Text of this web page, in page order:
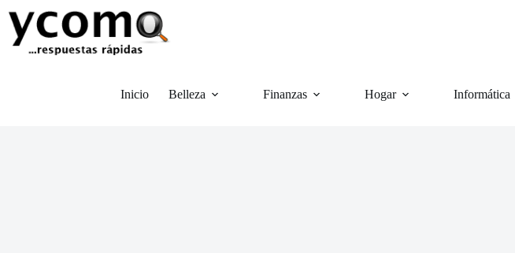
contenido
Inicio Belleza Finanzas Hogar Informática